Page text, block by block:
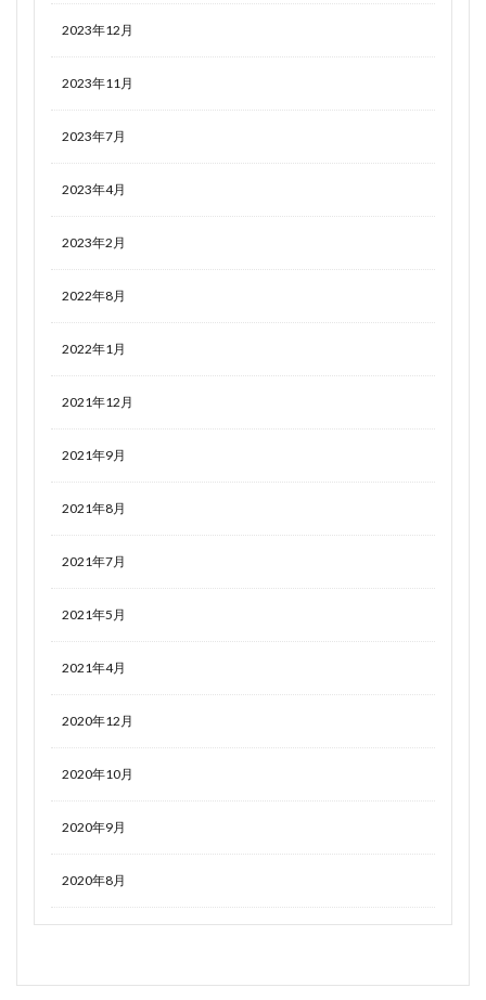
2023年12月
2023年11月
2023年7月
2023年4月
2023年2月
2022年8月
2022年1月
2021年12月
2021年9月
2021年8月
2021年7月
2021年5月
2021年4月
2020年12月
2020年10月
2020年9月
2020年8月